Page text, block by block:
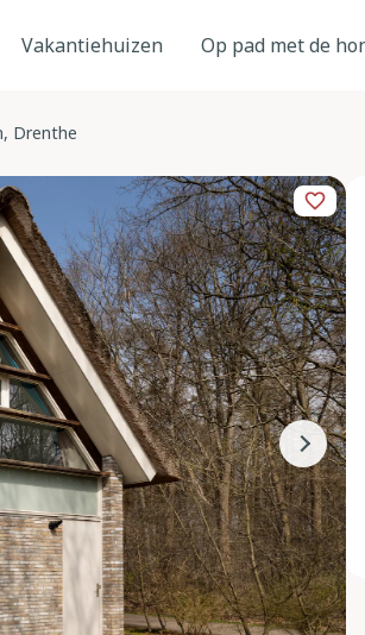
Vakantiehuizen Op pad met de
Drenthe